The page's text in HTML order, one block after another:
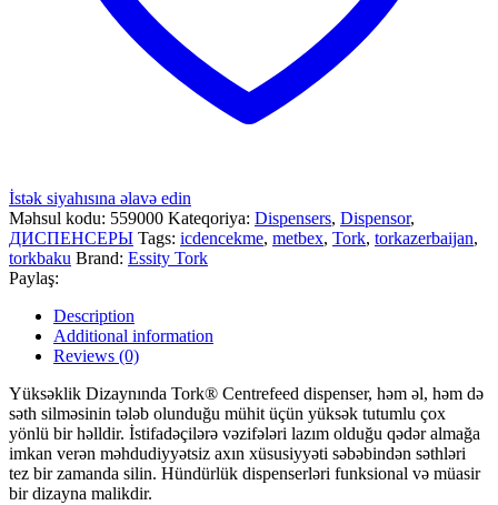
İstək siyahısına əlavə edin
Məhsul kodu: 559000 Kateqoriya: Dispensers, Dispensor,
ДИСПЕНСЕРЫ Tags: icdencekme, metbex, Tork, torkazerbaijan,
torkbaku Brand: Essity Tork
Paylaş:
Description
Additional information
Reviews (0)
Yüksəklik Dizaynında Tork® Centrefeed dispenser, həm əl, həm də
səth silməsinin tələb olunduğu mühit üçün yüksək tutumlu çox
yönlü bir həlldir. İstifadəçilərə vəzifələri lazım olduğu qədər almağa
imkan verən məhdudiyyətsiz axın xüsusiyyəti səbəbindən səthləri
tez bir zamanda silin. Hündürlük dispenserləri funksional və müasir
bir dizayna malikdir.